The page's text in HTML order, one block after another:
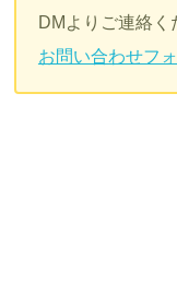
DMよりご連絡く
お問い合わせフ